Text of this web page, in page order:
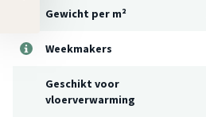
Gewicht per m²
Weekmakers
Geschikt voor
vloerverwarming